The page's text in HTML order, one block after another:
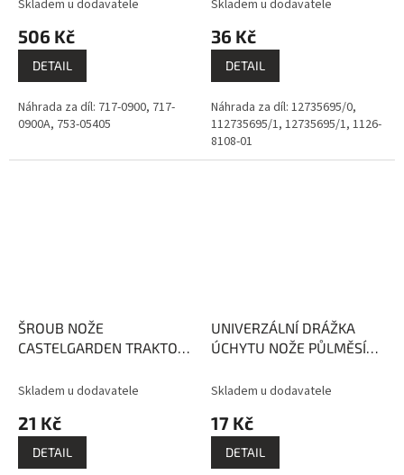
Skladem u dodavatele
506 Kč
DETAIL
Náhrada za díl: 717-0900, 717-
0900A, 753-05405
Skladem u dodavatele
36 Kč
DETAIL
Náhrada za díl: 12735695/0,
112735695/1, 12735695/1, 1126-
8108-01
ŠROUB NOŽE
CASTELGARDEN TRAKTOR
cala EVEREST
Skladem u dodavatele
21 Kč
DETAIL
UNIVERZÁLNÍ DRÁŽKA
ÚCHYTU NOŽE PŮLMĚSÍC
Skladem u dodavatele
17 Kč
DETAIL